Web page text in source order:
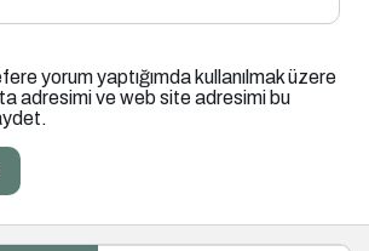
yorum yaptığımda kullanılmak üzere
adresimi ve web site adresimi bu